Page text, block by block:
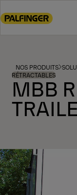
to
footer
content
NOS PRODUITS
RÉTRACTABLES
MBB